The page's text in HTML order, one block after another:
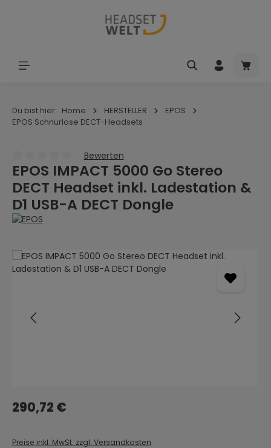
Zum Hauptinhalt springen
Du bist hier: Home HERSTELLER
EPOS
EPOS Schnurlose DECT-Headsets
Durchschnittliche Bewertung von 0 von 5 Sternen
Bewerten
EPOS IMPACT 5000 Go Stereo
DECT Headset inkl. Ladestation &
D1 USB-A DECT Dongle
Bildergalerie überspringen
Regulärer Preis:
290,72 €
Preise inkl. MwSt. zzgl. Versandkosten